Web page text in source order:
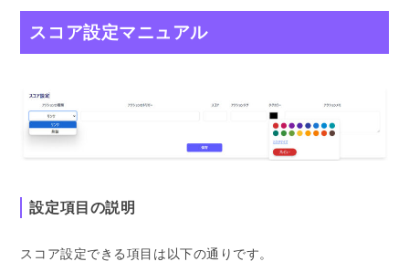
スコア設定マニュアル
設定項目の説明
スコア設定できる項目は以下の通りです。